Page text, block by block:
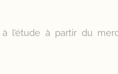
l’étude à partir du